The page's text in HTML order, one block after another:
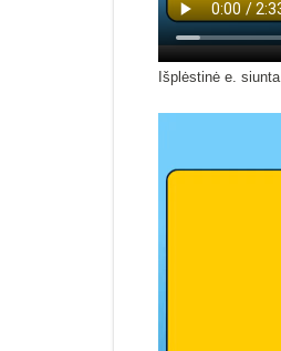
Išplėstinė e. siunta